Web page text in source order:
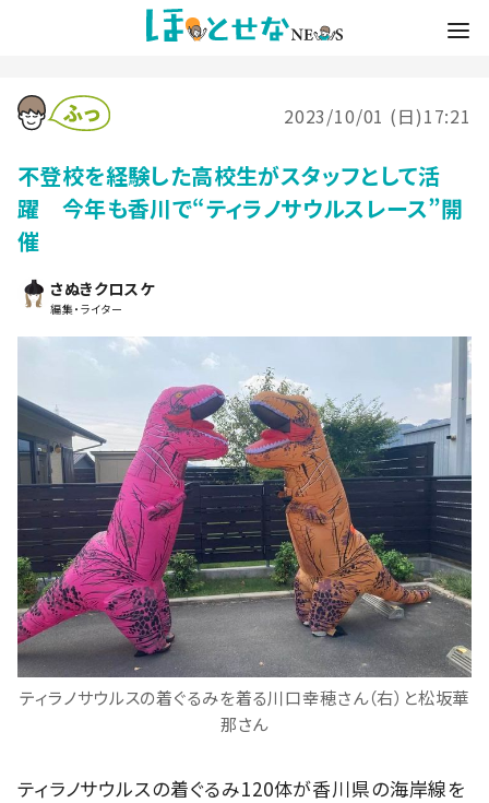
2023/10/01 (日)17:21
不登校を経験した高校生がスタッフとして活
躍 今年も香川で“ティラノサウルスレース”開
催
さぬきクロスケ
編集・ライター
ティラノサウルスの着ぐるみを着る川口幸穂さん（右）と松坂華
那さん
ティラノサウルスの着ぐるみ120体が香川県の海岸線を